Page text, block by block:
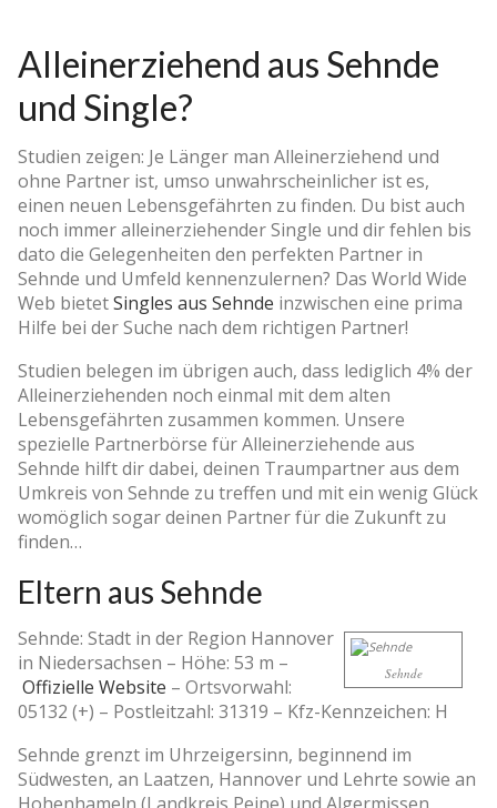
Alleinerziehend aus Sehnde
und Single?
Studien zeigen: Je Länger man Alleinerziehend und
ohne Partner ist, umso unwahrscheinlicher ist es,
einen neuen Lebensgefährten zu finden. Du bist auch
noch immer alleinerziehender Single und dir fehlen bis
dato die Gelegenheiten den perfekten Partner in
Sehnde und Umfeld kennenzulernen? Das World Wide
Web bietetSingles aus Sehnde inzwischen eine prima
Hilfe bei der Suche nach dem richtigen Partner!
Studien belegen im übrigen auch, dass lediglich 4% der
Alleinerziehenden noch einmal mit dem alten
Lebensgefährten zusammen kommen. Unsere
spezielle Partnerbörse für Alleinerziehende aus
Sehnde hilft dir dabei, deinen Traumpartner aus dem
Umkreis von Sehnde zu treffen und mit ein wenig Glück
womöglich sogar deinen Partner für die Zukunft zu
finden…
Eltern aus Sehnde
Sehnde
Sehnde: Stadt in der Region Hannover
in Niedersachsen – Höhe: 53 m –
Offizielle Website – Ortsvorwahl:
05132 (+) – Postleitzahl: 31319 – Kfz-Kennzeichen: H
Sehnde grenzt im Uhrzeigersinn, beginnend im
Südwesten, an Laatzen, Hannover und Lehrte sowie an